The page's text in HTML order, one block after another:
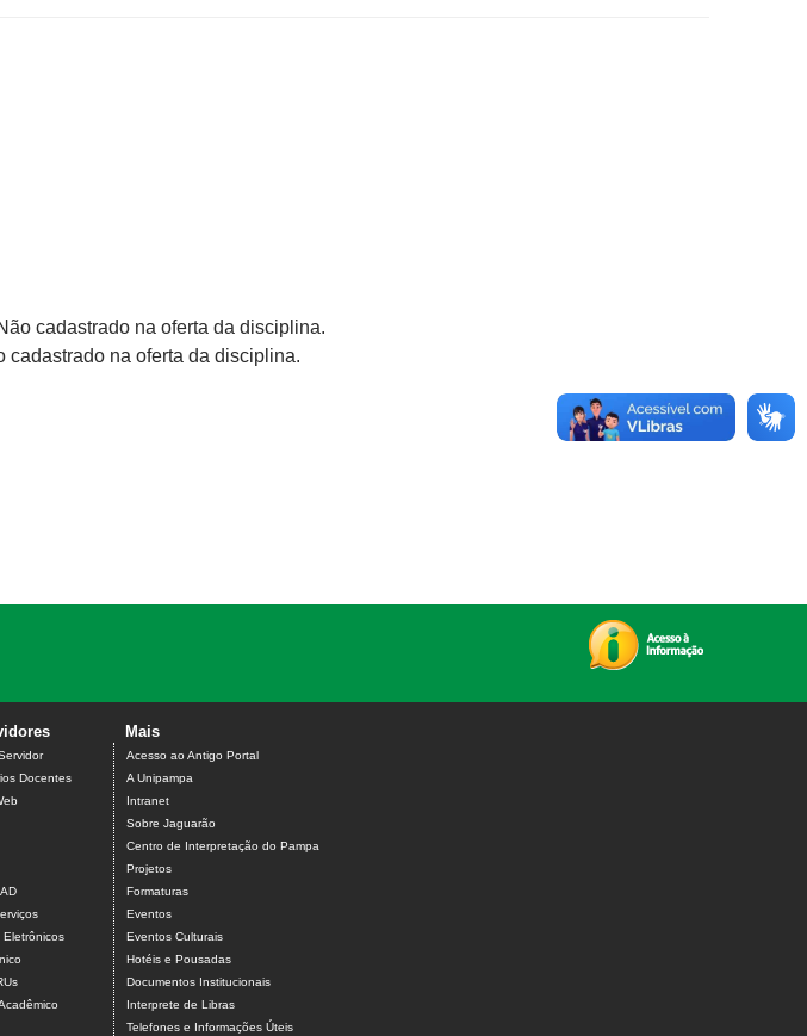
cadastrado na oferta da disciplina.
cadastrado na oferta da disciplina.
Docentes
Eletrônicos
Mais
Acesso ao Antigo Portal
A Unipampa
Intranet
Sobre Jaguarão
Centro de Interpretação do Pampa
Projetos
Formaturas
Eventos
Eventos Culturais
Hotéis e Pousadas
Documentos Institucionais
Interprete de Libras
Telefones e Informações Úteis